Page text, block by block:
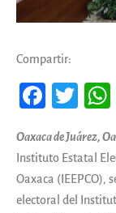
Compartir:
Fa
b
oo
k
T
tt
er
Oaxaca de Juárez,
Instituto Estatal
Oaxaca (IEEPCO),
electoral del